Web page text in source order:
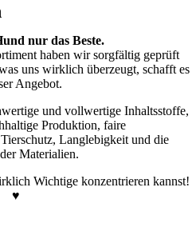
nur das Beste.
haben wir sorgfältig geprüft
uns wirklich überzeugt, schafft es
Angebot.
und vollwertige Inhaltsstoffe,
Produktion, faire
Langlebigkeit und die
Materialien.
Wichtige konzentrieren kannst!
♥